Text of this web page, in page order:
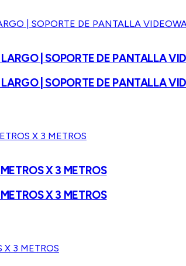
| SOPORTE DE PANTALLA
| SOPORTE DE PANTALLA
X 3 METROS
X 3 METROS